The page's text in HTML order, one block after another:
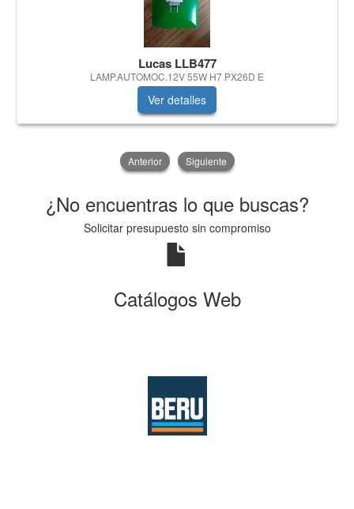
Lucas LLB477
LAMP.AUTOMOC.12V 55W H7 PX26D E
Ver detalles
Anterior Siguiente
¿No encuentras lo que buscas?
Solicitar presupuesto sin compromiso
Catálogos Web